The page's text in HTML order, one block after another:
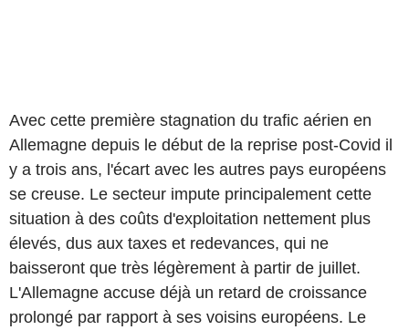
Avec cette première stagnation du trafic aérien en
Allemagne depuis le début de la reprise post-Covid il
y a trois ans, l'écart avec les autres pays européens
se creuse. Le secteur impute principalement cette
situation à des coûts d'exploitation nettement plus
élevés, dus aux taxes et redevances, qui ne
baisseront que très légèrement à partir de juillet.
L'Allemagne accuse déjà un retard de croissance
prolongé par rapport à ses voisins européens. Le